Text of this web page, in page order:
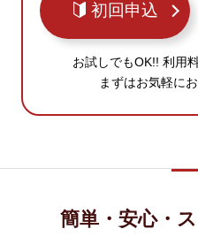
初回申込
お試しでもOK!! 利用
まずはお気軽に
簡単・安心・